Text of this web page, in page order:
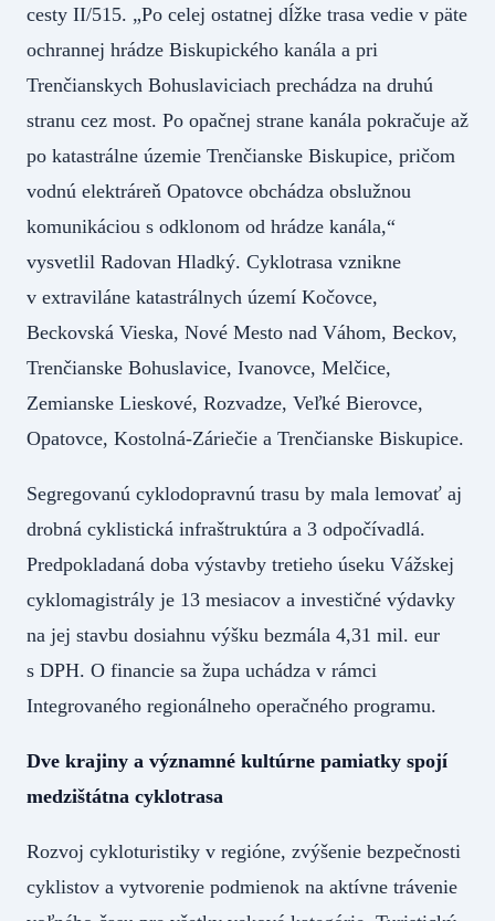
cesty II/515. „Po celej ostatnej dĺžke trasa vedie v päte
ochrannej hrádze Biskupického kanála a pri
Trenčianskych Bohuslaviciach prechádza na druhú
stranu cez most. Po opačnej strane kanála pokračuje až
po katastrálne územie Trenčianske Biskupice, pričom
vodnú elektráreň Opatovce obchádza obslužnou
komunikáciou s odklonom od hrádze kanála,“
vysvetlil Radovan Hladký. Cyklotrasa vznikne
v extraviláne katastrálnych území Kočovce,
Beckovská Vieska, Nové Mesto nad Váhom, Beckov,
Trenčianske Bohuslavice, Ivanovce, Melčice,
Zemianske Lieskové, Rozvadze, Veľké Bierovce,
Opatovce, Kostolná-Záriečie a Trenčianske Biskupice.
Segregovanú cyklodopravnú trasu by mala lemovať aj
drobná cyklistická infraštruktúra a 3 odpočívadlá.
Predpokladaná doba výstavby tretieho úseku Vážskej
cyklomagistrály je 13 mesiacov a investičné výdavky
na jej stavbu dosiahnu výšku bezmála 4,31 mil. eur
s DPH. O financie sa župa uchádza v rámci
Integrovaného regionálneho operačného programu.
Dve krajiny a významné kultúrne pamiatky spojí
medzištátna cyklotrasa
Rozvoj cykloturistiky v regióne, zvýšenie bezpečnosti
cyklistov a vytvorenie podmienok na aktívne trávenie